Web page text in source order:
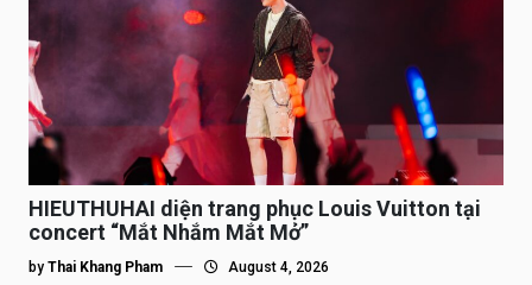
HIEUTHUHAI diện trang phục Louis Vuitton tại
concert “Mắt Nhắm Mắt Mở”
by Thai Khang Pham August 4, 2026